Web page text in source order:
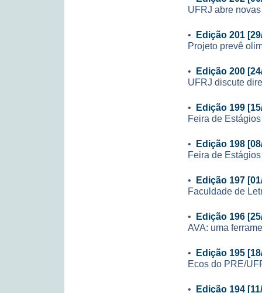
UFRJ abre
• Edição 201
Projeto prevê
• Edição 200
UFRJ discute
• Edição 199
Feira de
• Edição 198
Feira de
• Edição 197
Faculdade de
• Edição 196
AVA: uma
• Edição 195
Ecos do PRE/
• Edição 194